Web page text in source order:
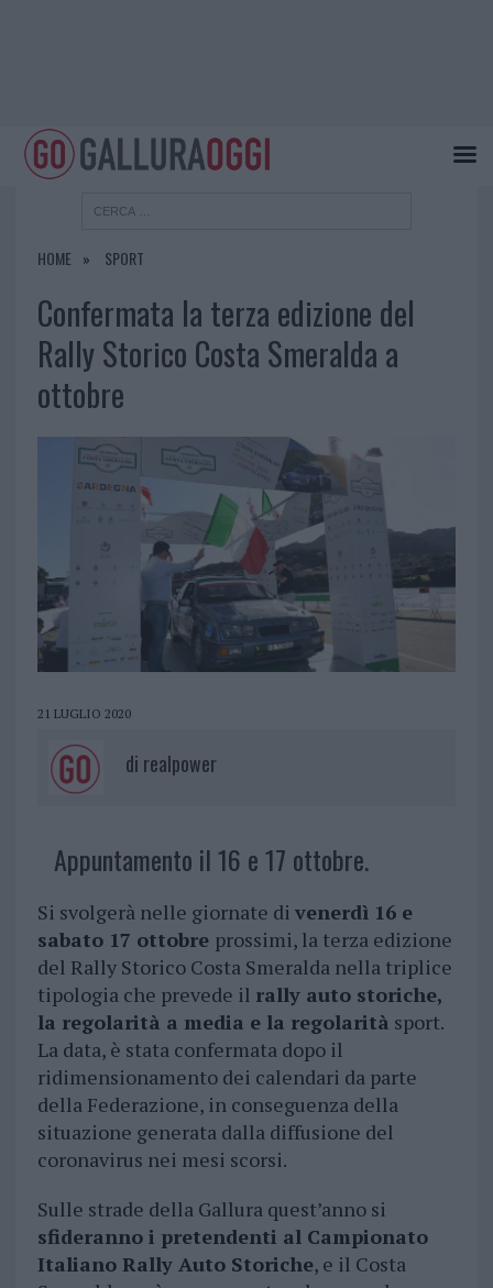
HOME SPORT
Confermata la terza edizione del
Rally Storico Costa Smeralda a
ottobre
21 LUGLIO 2020
di realpower
Appuntamento il 16 e 17 ottobre.
Si svolgerà nelle giornate di venerdì 16 e
sabato 17 ottobre prossimi, la terza edizione
del Rally Storico Costa Smeralda nella triplice
tipologia che prevede il rally auto storiche,
la regolarità a media e la regolarità sport.
La data, è stata confermata dopo il
ridimensionamento dei calendari da parte
della Federazione, in conseguenza della
situazione generata dalla diffusione del
coronavirus nei mesi scorsi.
Sulle strade della Gallura quest’anno si
sfideranno i pretendenti al Campionato
Italiano Rally Auto Storiche, e il Costa